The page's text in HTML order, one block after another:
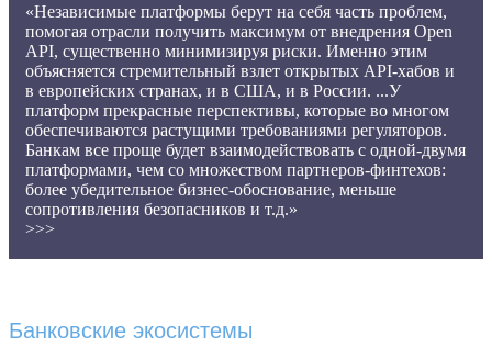
«Независимые платформы берут на себя часть проблем,
помогая отрасли получить максимум от внедрения Open
API, существенно минимизируя риски. Именно этим
объясняется стремительный взлет открытых API-хабов и
в европейских странах, и в США, и в России. ...У
платформ прекрасные перспективы, которые во многом
обеспечиваются растущими требованиями регуляторов.
Банкам все проще будет взаимодействовать с одной-двумя
платформами, чем со множеством партнеров-финтехов:
более убедительное бизнес-обоснование, меньше
сопротивления безопасников и т.д.»
>>>
Банковские экосистемы